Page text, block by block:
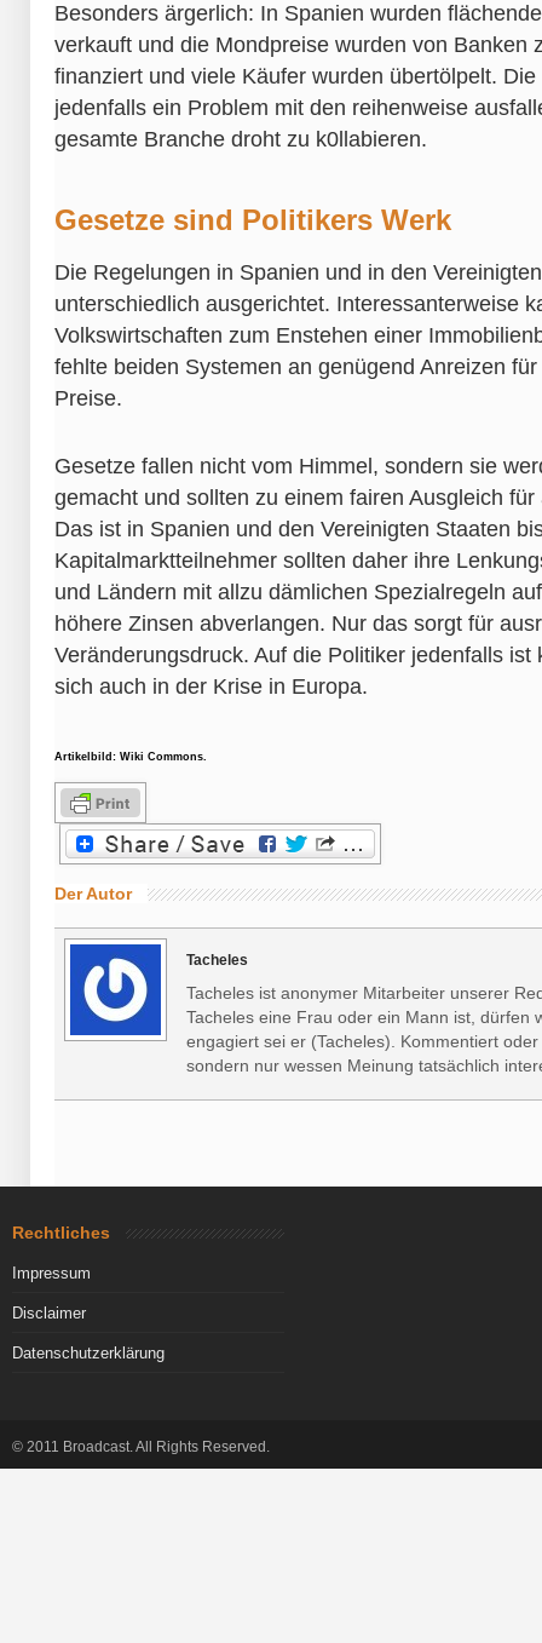
Besonders ärgerlich: In Spanien wurden
verkauft und die Mondpreise wurden von Banken
finanziert und viele Käufer wurden übertölpelt.
jedenfalls ein Problem mit den reihenweise
gesamte Branche droht zu k0llabieren.
Gesetze sind Politikers Werk
Die Regelungen in Spanien und in den
unterschiedlich ausgerichtet. Interessanterweise
Volkswirtschaften zum Enstehen einer
fehlte beiden Systemen an genügend Anreizen
Preise.
Gesetze fallen nicht vom Himmel, sondern sie
gemacht und sollten zu einem fairen Ausgleich
Das ist in Spanien und den Vereinigten Staaten
Kapitalmarktteilnehmer sollten daher ihre
und Ländern mit allzu dämlichen Spezialregeln
höhere Zinsen abverlangen. Nur das sorgt für
Veränderungsdruck. Auf die Politiker jedenfalls ist
sich auch in der Krise in Europa.
Artikelbild: Wiki Commons.
Der Autor
Tacheles
Tacheles ist anonymer Mitarbeiter unserer
Tacheles eine Frau oder ein Mann ist, dürfen
engagiert sei er (Tacheles). Kommentiert
sondern nur wessen Meinung tatsächlich
Rechtliches
Impressum
Disclaimer
Datenschutzerklärung
© 2011 Broadcast. All Rights Reserved.